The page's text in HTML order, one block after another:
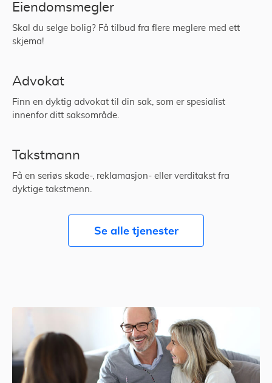
Eiendomsmegler
Skal du selge bolig? Få tilbud fra flere meglere med ett
skjema!
Advokat
Finn en dyktig advokat til din sak, som er spesialist
innenfor ditt saksområde.
Takstmann
Få en seriøs skade-, reklamasjon- eller verditakst fra
dyktige takstmenn.
Se alle tjenester